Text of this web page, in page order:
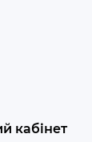
кабінет